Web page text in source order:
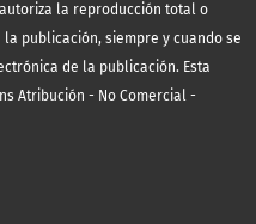
la reproducción total o
publicación, siempre y cuando se
de la publicación. Esta
Atribución - No Comercial -